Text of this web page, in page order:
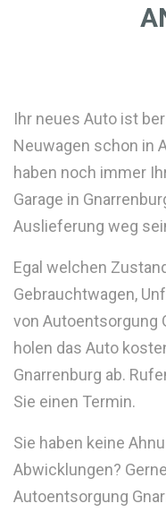
Ihr neues Auto ist
Neuwagen schon in
haben noch immer
Garage in
Auslieferung weg
Egal welchen
Gebrauchtwagen,
von Autoentsorgung
holen das Auto
Gnarrenburg ab.
Sie einen Termin.
Sie haben keine
Abwicklungen?
Autoentsorgung